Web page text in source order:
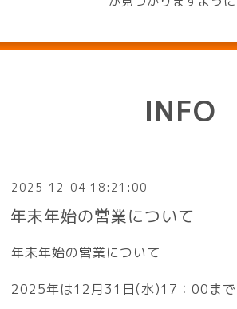
INFO
2025-12-04 18:21:00
年末年始の営業について
年末年始の営業について
2025年は12月31日(水)17：00まで